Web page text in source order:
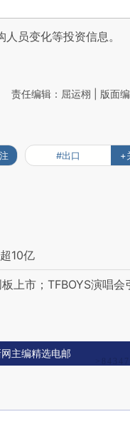
员变化等投资信息。
责任编辑：屈运栩 | 版面
#出口 +
10亿
上市；TFBOYS演唱会
主编精选电邮